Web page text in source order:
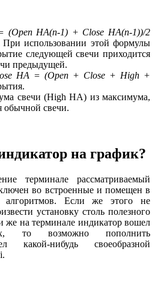
(Open HA(n-1) + Close HA(n-1))/2
использовании этой формулы
следующей свечи приходится
предыдущей.
HA = (Open + Close + High +
свечи (High HA) из максимума,
обычной свечи.
на график?
терминале рассматриваемый
во встроенные и помещен в
алгоритмов. Если же этого не
установку столь полезного
же на терминале индикатор вошел
то возможно пополнить
какой-нибудь своеобразной